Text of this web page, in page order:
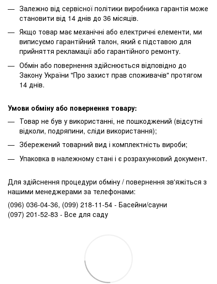
Залежно від сервісної політики виробника гарантія може
становити від 14 днів до 36 місяців.
Якщо товар має механічні або електричні елементи, ми
виписуємо гарантійний талон, який є підставою для
прийняття рекламації або гарантійного ремонту.
Обмін або повернення здійснюється відповідно до
Закону України "Про захист прав споживачів" протягом
14 днів.
Умови обміну або повернення товару:
Товар не був у використанні, не пошкоджений (відсутні
відколи, подряпини, сліди використання);
Збережений товарний вид і комплектність вироби;
Упаковка в належному стані і є розрахунковий документ.
Для здійснення процедури обміну / повернення зв'яжіться з
нашими менеджерами за телефонами:
(096) 036-04-36, (099) 218-11-54 - Басейни/сауни
(097) 201-52-83 - Все для саду